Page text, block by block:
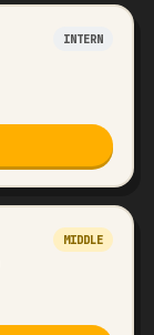
INTERN
MIDDLE